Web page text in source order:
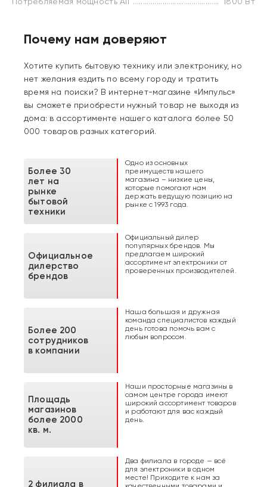
Почему нам доверяют
Хотите купить бытовую технику или электронику, но
нет желания ездить по всему городу и тратить
время на поиски? В интернет-магазине «Импульс»
вы сможете приобрести нужный товар не выходя из
дома: в ассортименте нашего каталога более 50
000 товаров разных категорий.
Более 30
лет на
рынке
бытовой
техники
Одно из основных
преимуществ нашего
магазина – низкие цены,
которые помогают нам
держать ведущую позицию на
рынке с 1993 года.
Официальное
дилерство
брендов
Официальный дилер
популярных брендов. Мы
предлагаем широкий
ассортимент электроники от
проверенных производителей.
Более 200
сотрудников
в компании
Наша большая и дружная
команда специалистов каждый
день готова помочь вам с
любым вопросом.
Площадь
магазинов
более 2000
кв. м.
Наши просторные магазины в
самом центре города имеют
широкий ассортимент товаров
и работают для вас каждый
день.
2 филиала в
Два филиала в городе — всё
для электроники в одном
месте! Приходите к нам за